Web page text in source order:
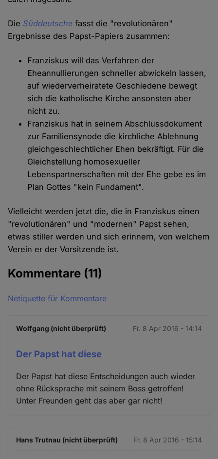
Die Süddeutsche fasst die "revolutionären"
Ergebnisse des Papst-Papiers zusammen:
Franziskus will das Verfahren der
Eheannullierungen schneller abwickeln lassen,
auf wiederverheiratete Geschiedene bewegt
sich die katholische Kirche ansonsten aber
nicht zu.
Franziskus hat in seinem Abschlussdokument
zur Familiensynode die kirchliche Ablehnung
gleichgeschlechtlicher Ehen bekräftigt. Für die
Gleichstellung homosexueller
Lebenspartnerschaften mit der Ehe gebe es im
Plan Gottes "kein Fundament".
Vielleicht werden jetzt die, die in Franziskus einen
"revolutionären" und "modernen" Papst sehen,
etwas stiller werden und sich erinnern, von welchem
Verein er der Vorsitzende ist.
Kommentare (11)
Netiquette für Kommentare
Wolfgang (nicht überprüft) Fr. 8 Apr 2016 - 14:14
Der Papst hat diese
Der Papst hat diese Entscheidungen auch wieder
ohne Rücksprache mit seinem Boss getroffen!
Unter Freunden geht das aber gar nicht!
Hans Trutnau (nicht überprüft) Fr. 8 Apr 2016 - 15:14